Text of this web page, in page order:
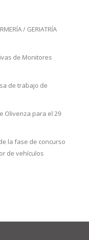
/ GERIATRÍA
de Monitores
de trabajo de
Olivenza para el 29
la fase de concurso
de vehículos